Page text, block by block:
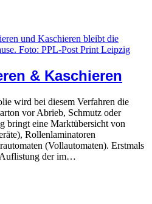
& Kaschieren
wird bei diesem Verfahren die
vor Abrieb, Schmutz oder
bringt eine Marktübersicht von
Rollenlaminatoren
(Vollautomaten). Erstmals
Auflistung der im…